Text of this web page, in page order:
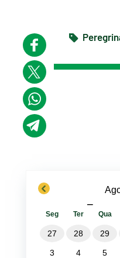
previous
−
Seg Ter Qua
27 28 29
3 4 5